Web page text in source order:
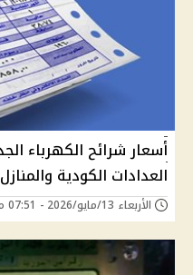
العدادات الكودية والمنازل
الأربعاء 13/مايو/2026 - 07:51 م